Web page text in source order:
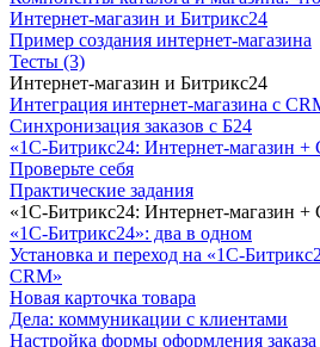
Интернет-магазин и Битрикс24
Пример создания интернет-магазина
Тесты (3)
Интернет-магазин и Битрикс24
Интеграция интернет-магазина с
Синхронизация заказов с Б24
«1С-Битрикс24: Интернет-магазин +
Проверьте себя
Практические задания
«1С-Битрикс24: Интернет-магазин +
«1С-Битрикс24»: два в одном
Установка и переход на «1С-
CRM»
Новая карточка товара
Дела: коммуникации с клиентами
Настройка формы оформления заказа